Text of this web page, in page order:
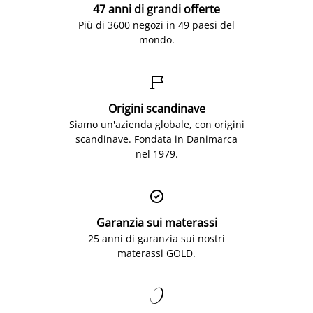
47 anni di grandi offerte
Più di 3600 negozi in 49 paesi del
mondo.

Origini scandinave
Siamo un'azienda globale, con origini
scandinave. Fondata in Danimarca
nel 1979.

Garanzia sui materassi
25 anni di garanzia sui nostri
materassi GOLD.
